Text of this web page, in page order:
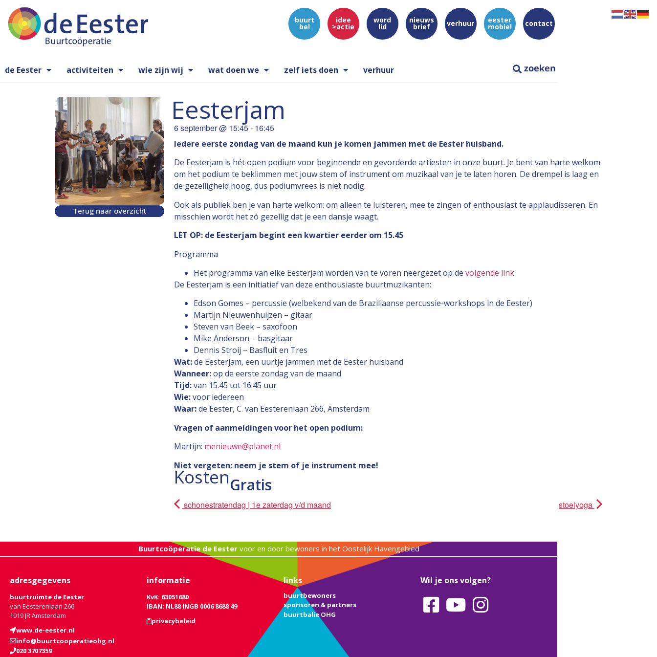
buurt
bel
idee
>actie
word
lid
nieuws
brief verhuur eester
mobiel contact
de Eester activiteiten wie zijn wij wat doen we zelf iets doen verhuur
Terug naar overzicht
Eesterjam
6 september@ 15:45- 16:45
Iedere eerste zondag van de maand kun je komen jammen met de Eester huisband.
De Eesterjam is hét open podium voor beginnende en gevorderde artiesten in onze buurt. Je bent van harte welkom
om het podium te beklimmen met jouw stem of instrument om muzikaal van je te laten horen. De drempel is laag en
de gezelligheid hoog, dus podiumvrees is niet nodig.
Ook als publiek ben je van harte welkom: om alleen te luisteren, mee te zingen of enthousiast te applaudisseren. En
misschien wordt het zó gezellig dat je een dansje waagt.
LET OP: de Eesterjam begint een kwartier eerder om 15.45
Programma
Het programma van elke Eesterjam worden van te voren neergezet op de volgende link
De Eesterjam is een initiatief van deze enthousiaste buurtmuzikanten:
Edson Gomes – percussie (welbekend van de Braziliaanse percussie-workshops in de Eester)
Martijn Nieuwenhuijzen – gitaar
Steven van Beek – saxofoon
Mike Anderson – basgitaar
Dennis Stroij – Basfluit en Tres
Wat:de Eesterjam, een uurtje jammen met de Eester huisband
Wanneer:op de eerste zondag van de maand
Tijd:van 15.45 tot 16.45 uur
Wie:voor iedereen
Waar:de Eester, C. van Eesterenlaan 266, Amsterdam
Vragen of aanmeldingen voor het open podium:
Martijn: menieuwe@planet.nl
Niet vergeten: neem je stem of je instrument mee!
KostenGratis
schonestratendag | 1e zaterdag v/d maand stoelyoga
Buurtcoöperatie de Eestervoor en door bewoners in het Oostelijk Havengebied
adresgegevens
buurtruimte de Eester
van Eesterenlaan 266
1019 JR Amsterdam
www.de-eester.nl
info@buurtcooperatieohg.nl
020 3707359
informatie
KvK: 63051680
IBAN: NL88 INGB 0006 8688 49
privacybeleid
links
buurtbewoners
sponsoren & partners
buurtbalie OHG
Wil je ons volgen?